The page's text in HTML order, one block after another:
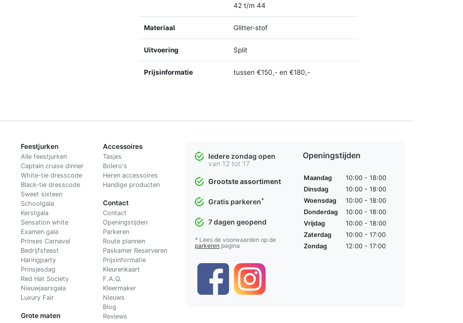
42 t/m 44
Materiaal Glitter-stof
Uitvoering Split
Prijsinformatie tussen €150,- en €180,-
Feestjurken
Alle feestjurken
Captain cruise dinner
White-tie dresscode
Black-tie dresscode
Sweet sixteen
Schoolgala
Kerstgala
Sensation white
Examen gala
Prinses Carnaval
Bedrijfsfeest
Haringparty
Prinsjesdag
Red Hat Society
Nieuwjaarsgala
Luxury Fair
Grote maten
Accessoires
Tasjes
Bolero's
Heren accessoires
Handige producten
Contact
Contact
Openingstijden
Parkeren
Route plannen
Paskamer Reserveren
Prijsinformatie
Kleurenkaart
F.A.Q.
Kleermaker
Nieuws
Blog
Reviews
Iedere zondag open
van 12 tot 17
Grootste assortiment
Gratis parkeren*
7 dagen geopend
* Lees de voorwaarden op de
parkeren pagina
Openingstijden
Maandag
10:00 - 18:00
Dinsdag
10:00 - 18:00
Woensdag
10:00 - 18:00
Donderdag
10:00 - 18:00
Vrijdag
10:00 - 18:00
Zaterdag
10:00 - 17:00
Zondag
12:00 - 17:00